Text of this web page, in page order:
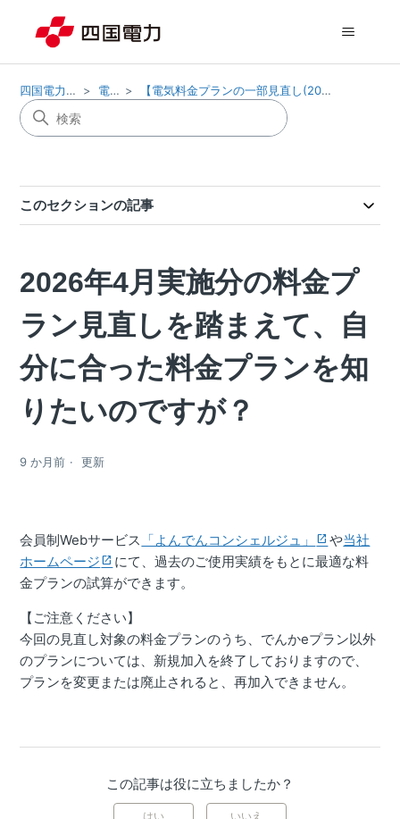
四国電力株式会社 電気料金 【電気料金プランの一部見直し(2026年4月実施)について】
このセクションの記事
2026年4月実施分の料金プ
ラン見直しを踏まえて、自
分に合った料金プランを知
りたいのですが？
9 か月前 更新
会員制Webサービス 「よんでんコンシェルジュ」 や当社
ホームページ
にて、過去のご使用実績をもとに最適な料
金プランの試算ができます。
【ご注意ください】
今回の見直し対象の料金プランのうち、でんかeプラン以外
のプランについては、新規加入を終了しておりますので、
プランを変更または廃止されると、再加入できません。
この記事は役に立ちましたか？
はい いいえ